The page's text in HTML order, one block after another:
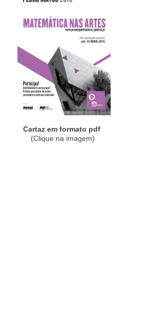
Cartaz em formato pdf
(Clique na imagem)